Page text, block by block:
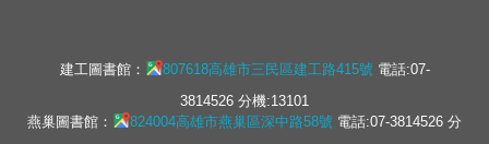
建工圖書館： 807618高雄市三民區建工路415號電話:07-
3814526 分機:13101
燕巢圖書館：
824004高雄市燕巢區深中路58號 電話:07-3814526 分